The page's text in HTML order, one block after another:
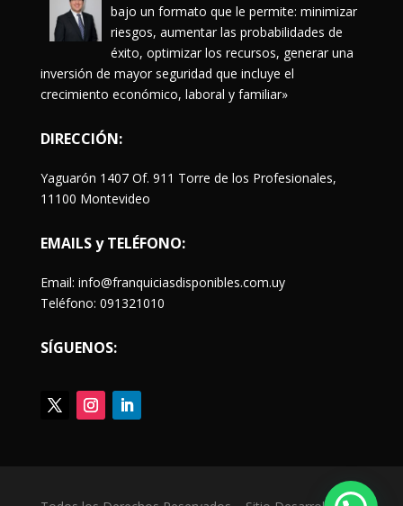
bajo un formato que le permite: minimizar
riesgos, aumentar las probabilidades de
éxito, optimizar los recursos, generar una
inversión de mayor seguridad que incluye el
crecimiento económico, laboral y familiar»
DIRECCIÓN:
Yaguarón 1407 Of. 911 Torre de los Profesionales,
11100 Montevideo
EMAILS y TELÉFONO:
Email: info@franquiciasdisponibles.com.uy
Teléfono: 091321010
SÍGUENOS: